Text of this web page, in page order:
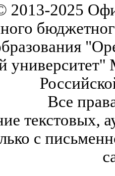
2013-2025
университет"
Все
текстовых,
с